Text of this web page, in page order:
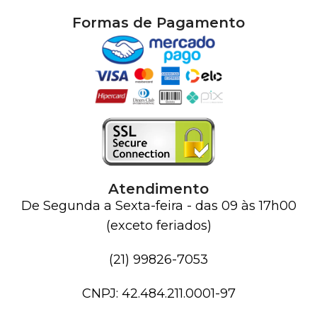
Formas de Pagamento
Atendimento
De Segunda a Sexta-feira - das 09 às 17h00
(exceto feriados)
(21) 99826-7053
CNPJ: 42.484.211.0001-97